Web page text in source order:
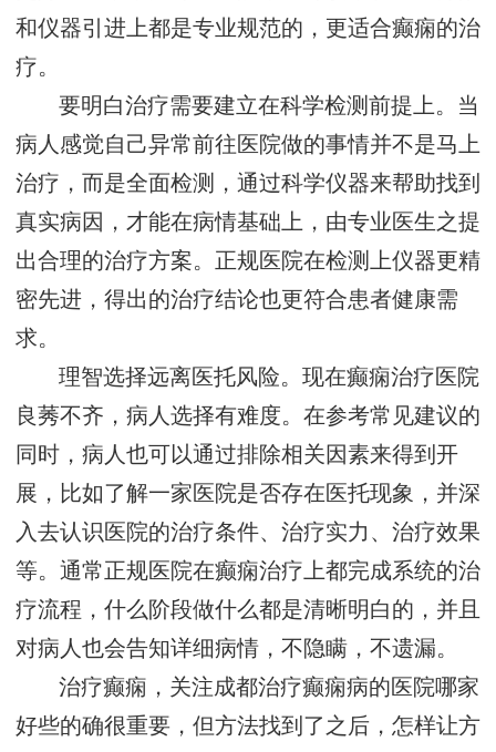
和仪器引进上都是专业规范的，更适合癫痫的治
疗。
要明白治疗需要建立在科学检测前提上。当
病人感觉自己异常前往医院做的事情并不是马上
治疗，而是全面检测，通过科学仪器来帮助找到
真实病因，才能在病情基础上，由专业医生之提
出合理的治疗方案。正规医院在检测上仪器更精
密先进，得出的治疗结论也更符合患者健康需
求。
理智选择远离医托风险。现在癫痫治疗医院
良莠不齐，病人选择有难度。在参考常见建议的
同时，病人也可以通过排除相关因素来得到开
展，比如了解一家医院是否存在医托现象，并深
入去认识医院的治疗条件、治疗实力、治疗效果
等。通常正规医院在癫痫治疗上都完成系统的治
疗流程，什么阶段做什么都是清晰明白的，并且
对病人也会告知详细病情，不隐瞒，不遗漏。
治疗癫痫，关注成都治疗癫痫病的医院哪家
好些的确很重要，但方法找到了之后，怎样让方